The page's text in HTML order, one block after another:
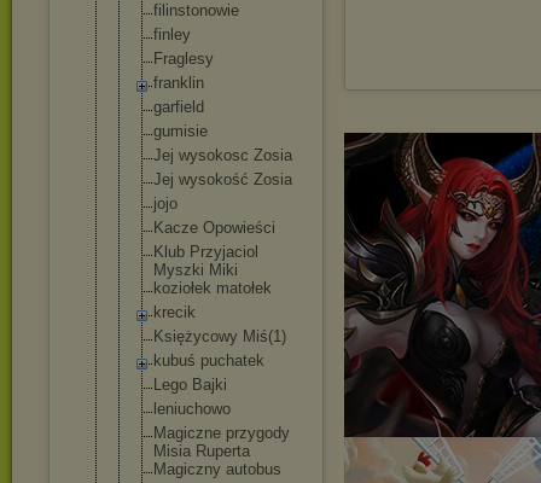
filinstonowie
finley
Fraglesy
franklin
garfield
gumisie
Jej wysokosc Zosia
Jej wysokość Zosia
jojo
Kacze Opowieści
Klub Przyjaciol
Myszki Miki
koziołek matołek
krecik
Księżycowy Miś(1)
kubuś puchatek
Lego Bajki
leniuchowo
Magiczne przygody
Misia Ruperta
Magiczny autobus